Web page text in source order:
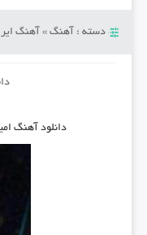
دسته : آهنگ» آهنگ
دانلود آهنگ